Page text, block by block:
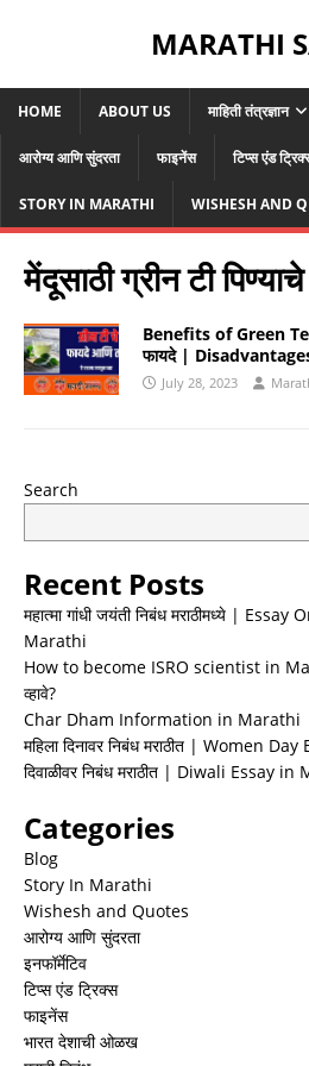
MARATHI
HOME ABOUT US माहिती तंत्रज्ञान
आरोग्य आणि सुंदरता फाइनेंस टिप्स एंड
STORY IN MARATHI WISHESH AND
मेंदूसाठी ग्रीन टी
Benefits of Green
फायदे |
July 28, 2023
Search
Recent Posts
महात्मा गांधी जयंती निबंध मराठीमध्ये |
Marathi
How to become ISRO scientist in
व्हावे?
Char Dham Information in Marathi |
महिला दिनावर निबंध मराठीत | Women
दिवाळीवर निबंध मराठीत | Diwali Essay
Categories
Blog
Story In Marathi
Wishesh and Quotes
आरोग्य आणि सुंदरता
इनफॉर्मेटिव
टिप्स एंड ट्रिक्स
फाइनेंस
भारत देशाची ओळख